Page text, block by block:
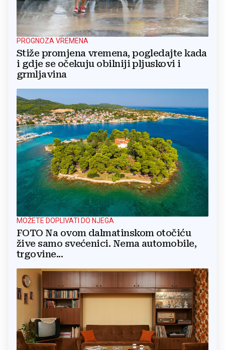
PROGNOZA VREMENA
Stiže promjena vremena, pogledajte kada
i gdje se očekuju obilniji pljuskovi i
grmljavina
MOŽETE DOPLIVATI DO NJEGA
FOTO Na ovom dalmatinskom otočiću
žive samo svećenici. Nema automobile,
trgovine...